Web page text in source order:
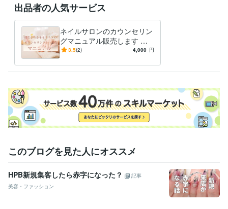
ビジネス代行・事務代行 ネイルサロンスタッフ技術研修代行
技術トレーニングカリキュラム作成
ネイル スクール
出品者の人気サービス
ネイルサロンのカウンセリン
グマニュアル販売します 作
業工程付きトークスクリプ
に
3.5(2) 4,000 円
このブログを見た人にオススメ
HPB新規集客したら赤字になった？
記事
美容・ファッション